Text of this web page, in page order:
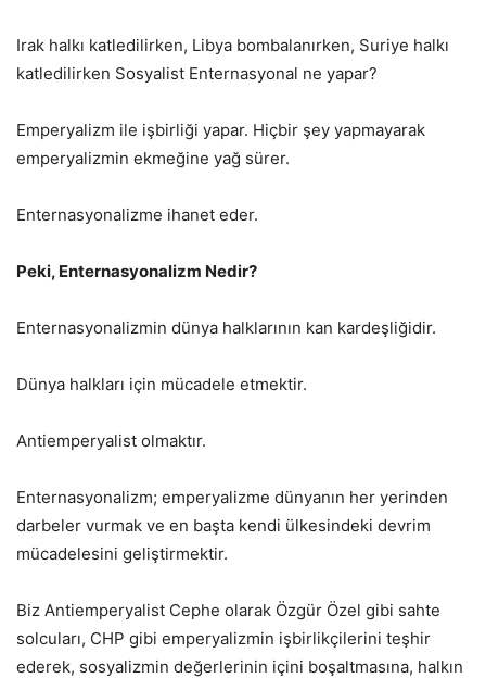
Irak halkı katledilirken, Libya bombalanırken, Suriye halkı
katledilirken Sosyalist Enternasyonal ne yapar?
Emperyalizm ile işbirliği yapar. Hiçbir şey yapmayarak
emperyalizmin ekmeğine yağ sürer.
Enternasyonalizme ihanet eder.
Peki, Enternasyonalizm Nedir?
Enternasyonalizmin dünya halklarının kan kardeşliğidir.
Dünya halkları için mücadele etmektir.
Antiemperyalist olmaktır.
Enternasyonalizm; emperyalizme dünyanın her yerinden
darbeler vurmak ve en başta kendi ülkesindeki devrim
mücadelesini geliştirmektir.
Biz Antiemperyalist Cephe olarak Özgür Özel gibi sahte
solcuları, CHP gibi emperyalizmin işbirlikçilerini teşhir
ederek, sosyalizmin değerlerinin içini boşaltmasına, halkın